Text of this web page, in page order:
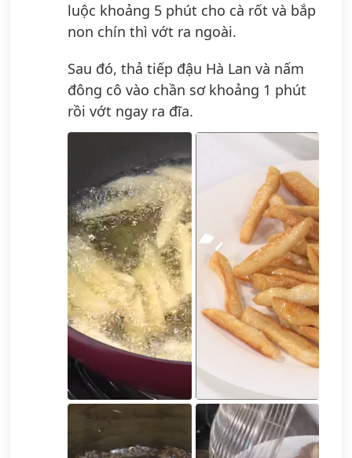
luộc khoảng 5 phút cho cà rốt và bắp
non chín thì vớt ra ngoài.
Sau đó, thả tiếp đậu Hà Lan và nấm
đông cô vào chần sơ khoảng 1 phút
rồi vớt ngay ra đĩa.